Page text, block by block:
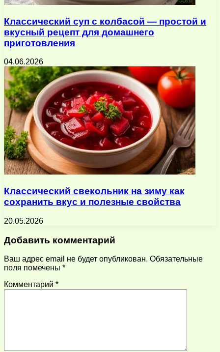
Классический суп с колбасой — простой и
вкусный рецепт для домашнего
приготовления
04.06.2026
Классический свекольник на зиму как
сохранить вкус и полезные свойства
20.05.2026
Добавить комментарий
Ваш адрес email не будет опубликован. Обязательные
поля помечены *
Комментарий *